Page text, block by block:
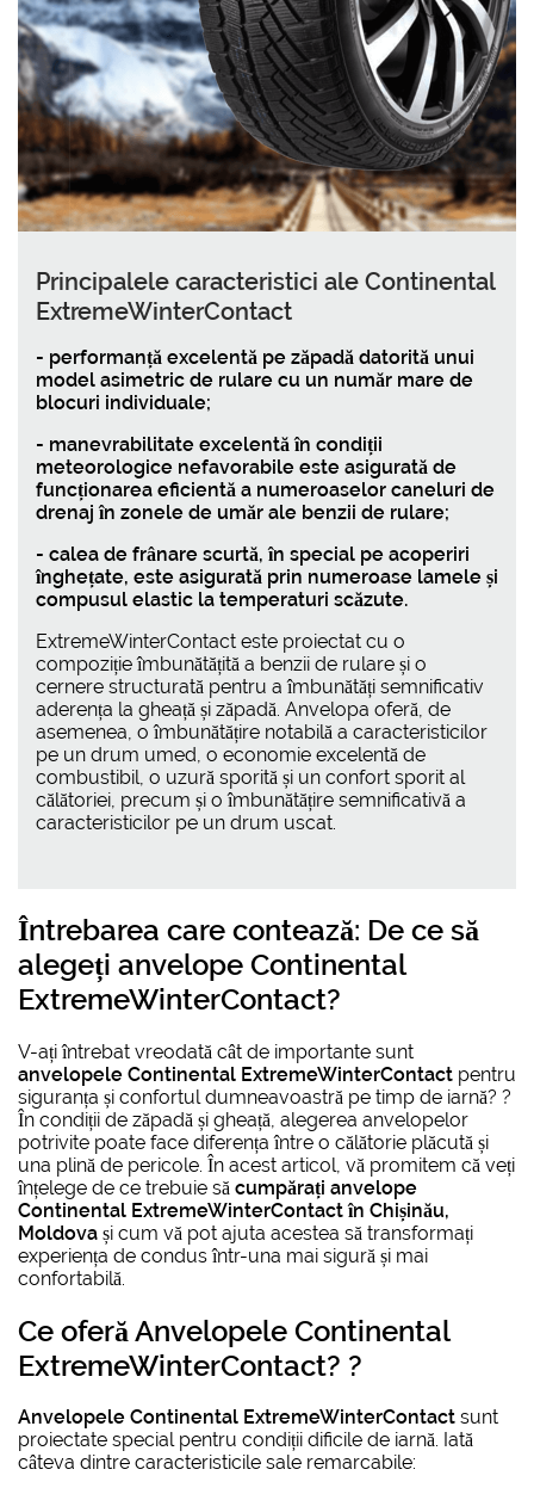
Principalele caracteristici ale Continental
ExtremeWinterContact
- performanță excelentă pe zăpadă datorită unui
model asimetric de rulare cu un număr mare de
blocuri individuale;
- manevrabilitate excelentă în condiții
meteorologice nefavorabile este asigurată de
funcționarea eficientă a numeroaselor caneluri de
drenaj în zonele de umăr ale benzii de rulare;
- calea de frânare scurtă, în special pe acoperiri
înghețate, este asigurată prin numeroase lamele și
compusul elastic la temperaturi scăzute.
ExtremeWinterContact este proiectat cu o
compoziție îmbunătățită a benzii de rulare și o
cernere structurată pentru a îmbunătăți semnificativ
aderența la gheață și zăpadă. Anvelopa oferă, de
asemenea, o îmbunătățire notabilă a caracteristicilor
pe un drum umed, o economie excelentă de
combustibil, o uzură sporită și un confort sporit al
călătoriei, precum și o îmbunătățire semnificativă a
caracteristicilor pe un drum uscat.
Întrebarea care contează: De ce să
alegeți anvelope Continental
ExtremeWinterContact?
V-ați întrebat vreodată cât de importante sunt
anvelopele Continental ExtremeWinterContact pentru
siguranța și confortul dumneavoastră pe timp de iarnă? ?
În condiții de zăpadă și gheață, alegerea anvelopelor
potrivite poate face diferența între o călătorie plăcută și
una plină de pericole. În acest articol, vă promitem că veți
înțelege de ce trebuie să cumpărați anvelope
Continental ExtremeWinterContact în Chișinău,
Moldova și cum vă pot ajuta acestea să transformați
experiența de condus într-una mai sigură și mai
confortabilă.
Ce oferă Anvelopele Continental
ExtremeWinterContact? ?️
Anvelopele Continental ExtremeWinterContact sunt
proiectate special pentru condiții dificile de iarnă. Iată
câteva dintre caracteristicile sale remarcabile: